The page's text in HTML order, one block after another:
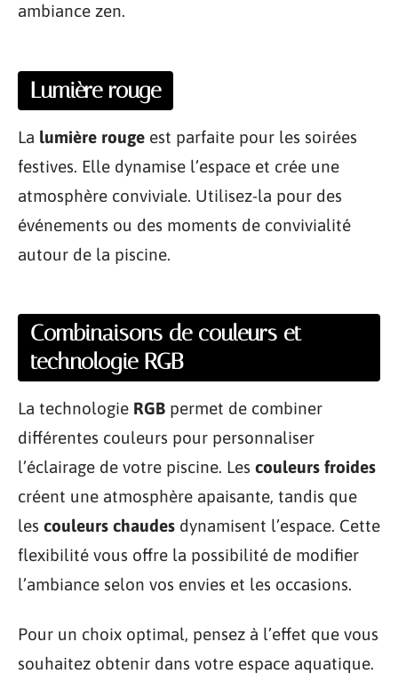
ambiance zen.
Lumière rouge
La lumière rouge est parfaite pour les soirées
festives. Elle dynamise l’espace et crée une
atmosphère conviviale. Utilisez-la pour des
événements ou des moments de convivialité
autour de la piscine.
Combinaisons de couleurs et
technologie RGB
La technologie RGB permet de combiner
différentes couleurs pour personnaliser
l’éclairage de votre piscine. Les couleurs froides
créent une atmosphère apaisante, tandis que
les couleurs chaudes dynamisent l’espace. Cette
flexibilité vous offre la possibilité de modifier
l’ambiance selon vos envies et les occasions.
Pour un choix optimal, pensez à l’effet que vous
souhaitez obtenir dans votre espace aquatique.